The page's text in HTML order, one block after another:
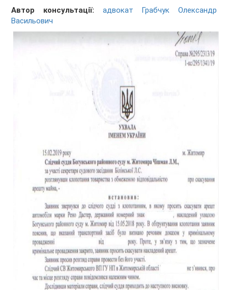
Автор консультації:
адвокат Грабчук Олександр
Васильович